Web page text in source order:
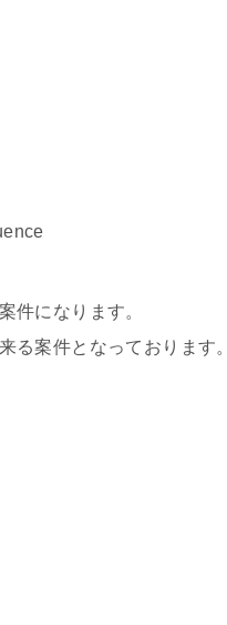
件になります。
る案件となっております。